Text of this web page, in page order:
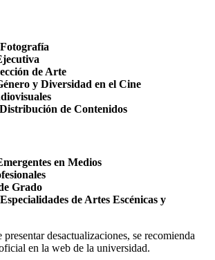
de Arte
y Diversidad en el Cine
de Contenidos
en Medios
Grado
de Artes Escénicas y
desactualizaciones, se recomienda
en la web de la universidad.